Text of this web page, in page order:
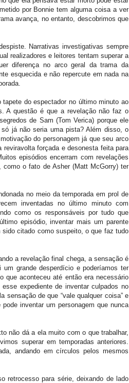
por Bonnie tem alguma coisa a ver
avança, no entanto, descobrimos que
Narrativas investigativas sempre
realizadores e leitores tentam superar a
diferença no arco geral da trama da
esquecida e não repercute em nada na
do espectador no último minuto ao
A questão é que a revelação não faz o
de Sam (Tom Verica) porque ele
já não seria uma pista? Além disso, o
do personagem já que seu arco
forçada e desonesta feita para
episódios encerram com revelações
o fato de Asher (Matt McGorry) ter
no meio da temporada em prol de
inventadas no último minuto com
como os responsáveis por tudo que
episódio, inventar mais um parente
citado como suspeito, o que faz tudo
a revelação final chega, a sensação é
um grande desperdício e poderíamos ter
que aconteceu até então era necessário
expediente de inventar culpados no
sensação de que “vale qualquer coisa” e
inventar um personagem que nunca
não dá a ela muito com o que trabalhar,
superar em temporadas anteriores.
andando em círculos pelos mesmos
retrocesso para série, deixando de lado